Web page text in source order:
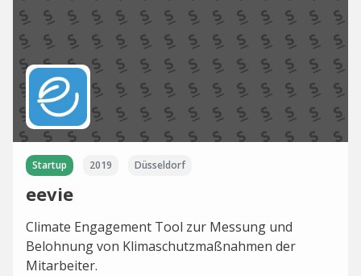
Startup 2019 Düsseldorf
eevie
Climate Engagement Tool zur Messung und
Belohnung von Klimaschutzmaßnahmen der
Mitarbeiter.